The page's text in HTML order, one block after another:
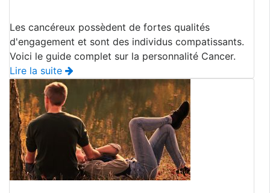
Les cancéreux possèdent de fortes qualités
d'engagement et sont des individus compatissants.
Voici le guide complet sur la personnalité Cancer.
Lire la suite